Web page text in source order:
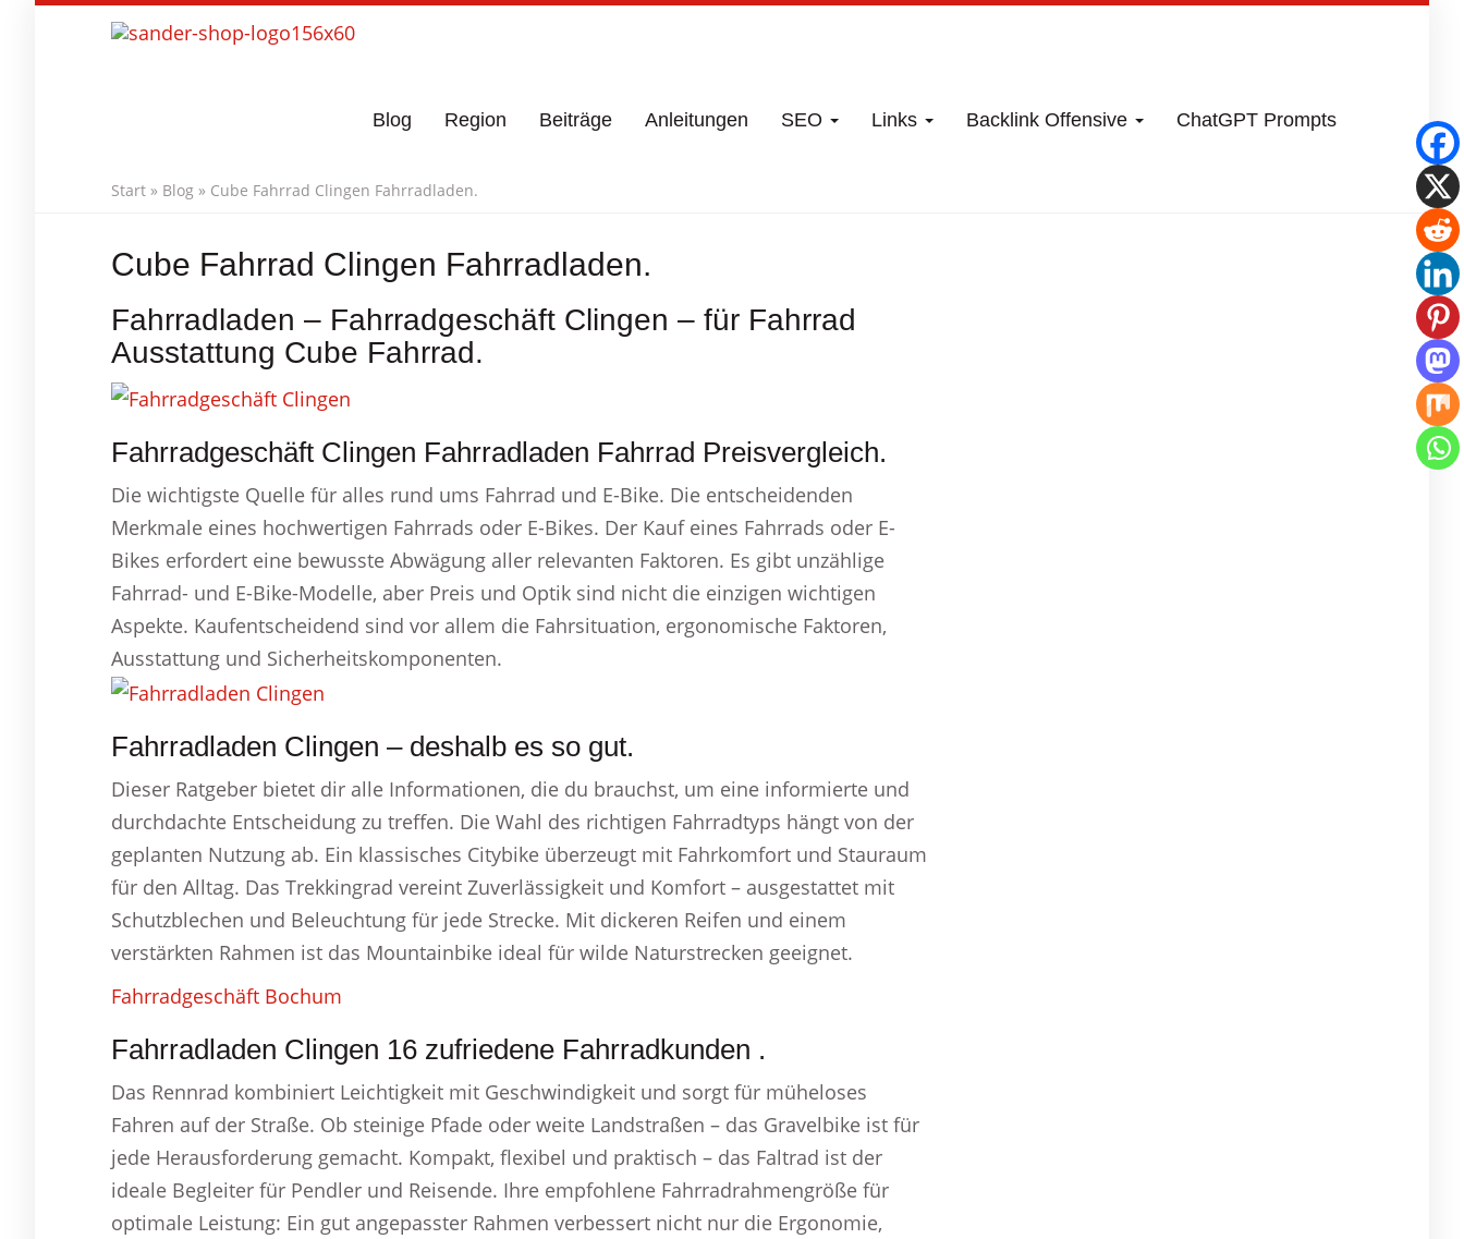
Blog Region Beiträge Anleitungen SEO Links Backlink Offensive ChatGPT Prompts
Start » Blog » Cube Fahrrad Clingen Fahrradladen.
Cube Fahrrad Clingen Fahrradladen.
Fahrradladen – Fahrradgeschäft Clingen – für Fahrrad
Ausstattung Cube Fahrrad.
Fahrradgeschäft Clingen Fahrradladen Fahrrad Preisvergleich.
Die wichtigste Quelle für alles rund ums Fahrrad und E-Bike. Die entscheidenden
Merkmale eines hochwertigen Fahrrads oder E-Bikes. Der Kauf eines Fahrrads oder E-
Bikes erfordert eine bewusste Abwägung aller relevanten Faktoren. Es gibt unzählige
Fahrrad- und E-Bike-Modelle, aber Preis und Optik sind nicht die einzigen wichtigen
Aspekte. Kaufentscheidend sind vor allem die Fahrsituation, ergonomische Faktoren,
Ausstattung und Sicherheitskomponenten.
Fahrradladen Clingen – deshalb es so gut.
Dieser Ratgeber bietet dir alle Informationen, die du brauchst, um eine informierte und
durchdachte Entscheidung zu treffen. Die Wahl des richtigen Fahrradtyps hängt von der
geplanten Nutzung ab. Ein klassisches Citybike überzeugt mit Fahrkomfort und Stauraum
für den Alltag. Das Trekkingrad vereint Zuverlässigkeit und Komfort – ausgestattet mit
Schutzblechen und Beleuchtung für jede Strecke. Mit dickeren Reifen und einem
verstärkten Rahmen ist das Mountainbike ideal für wilde Naturstrecken geeignet.
Fahrradgeschäft Bochum
Fahrradladen Clingen 16 zufriedene Fahrradkunden .
Das Rennrad kombiniert Leichtigkeit mit Geschwindigkeit und sorgt für müheloses
Fahren auf der Straße. Ob steinige Pfade oder weite Landstraßen – das Gravelbike ist für
jede Herausforderung gemacht. Kompakt, flexibel und praktisch – das Faltrad ist der
ideale Begleiter für Pendler und Reisende. Ihre empfohlene Fahrradrahmengröße für
optimale Leistung: Ein gut angepasster Rahmen verbessert nicht nur die Ergonomie,